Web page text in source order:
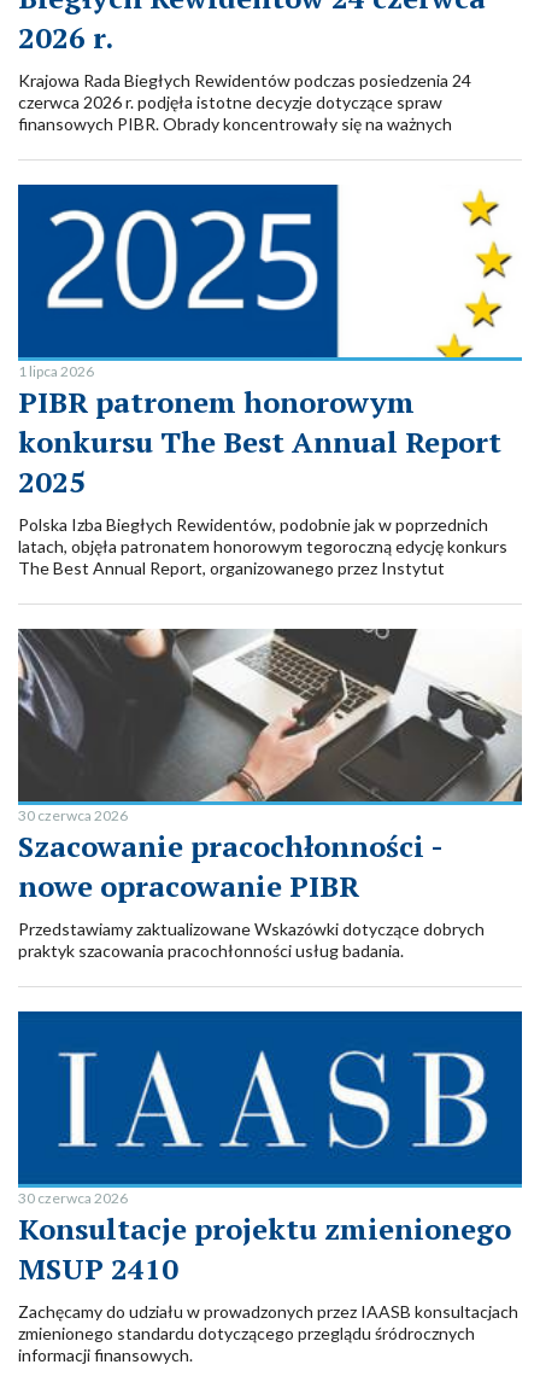
2026 r.
Krajowa Rada Biegłych Rewidentów podczas posiedzenia 24
czerwca 2026 r. podjęła istotne decyzje dotyczące spraw
finansowych PIBR. Obrady koncentrowały się na ważnych
dalszych prac merytorycznych komisji Krajowej Rady Biegłych
Rewidentów.
1 lipca 2026
PIBR patronem honorowym
konkursu The Best Annual Report
2025
Polska Izba Biegłych Rewidentów, podobnie jak w poprzednich
latach, objęła patronatem honorowym tegoroczną edycję konkurs
The Best Annual Report, organizowanego przez Instytut
promujących wysoką jakość raportowania rocznego spółek
publicznych oraz rozwój dobrych praktyk w obszarze
sprawozdawczości finansowej i niefinansowej.
30 czerwca 2026
Szacowanie pracochłonności -
nowe opracowanie PIBR
Przedstawiamy zaktualizowane Wskazówki dotyczące dobrych
praktyk szacowania pracochłonności usług badania.
30 czerwca 2026
Konsultacje projektu zmienionego
MSUP 2410
Zachęcamy do udziału w prowadzonych przez IAASB konsultacjach
zmienionego standardu dotyczącego przeglądu śródrocznych
informacji finansowych.